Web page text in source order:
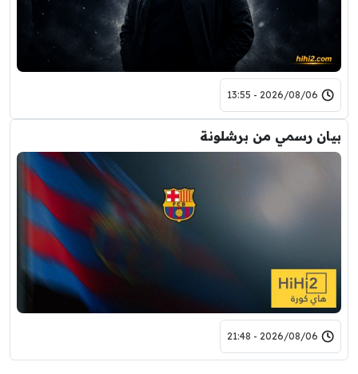
2026/08/06 - 13:55
بيان رسمي من برشلونة
2026/08/06 - 21:48